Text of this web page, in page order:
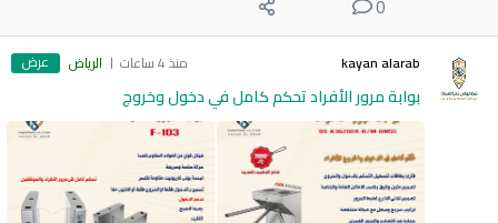
0
kayan alarab منذ 4 ساعات الرياض عرض
بوابة مرور الأفراد تحكم كامل في دخول وخروج